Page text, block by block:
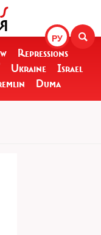
РУ
Repressions
Ukraine
Israel
Duma